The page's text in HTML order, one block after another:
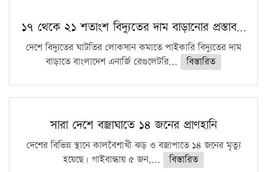
১৭ থেকে ২১ শতাংশ বিদ্যুতের দাম বাড়ানোর প্রস্তাব…
দেশে বিদ্যুতের ঘাটতির লোকসান কমাতে পাইকারি বিদ্যুতের দাম
বাড়াতে বাংলাদেশ এনার্জি রেগুলেটরি...
বিস্তারিত
সারা দেশে বজ্রাঘাতে ১৪ জনের প্রাণহানি
দেশের বিভিন্ন স্থানে কালবৈশাখী ঝড় ও বজ্রাপাতে ১৪ জনের মৃত্যু
হয়েছে। গাইবান্ধায় ৫ জন,...
বিস্তারিত